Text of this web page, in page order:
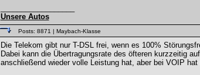
Unsere Autos
Posts: 8871 | Maybach-Klasse
Die Telekom gibt nur T-DSL frei, wenn es 100%
Dabei kann die Übertragungsrate des öfteren kurzzeitig
anschließend wieder volle Leistung hat, aber bei VOIP